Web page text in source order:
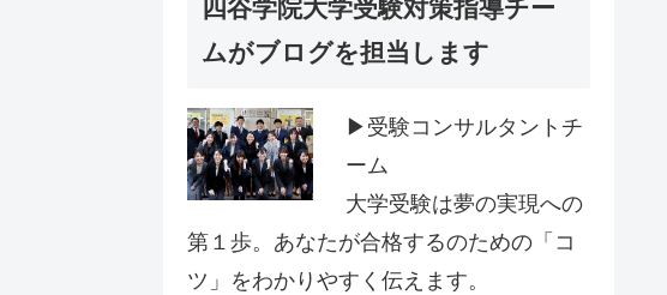
四谷学院大学受験対策指導チー
ムがブログを担当します
▶受験コンサルタントチ
ーム
大学受験は夢の実現への
第１歩。あなたが合格するのための「コ
ツ」をわかりやすく伝えます。